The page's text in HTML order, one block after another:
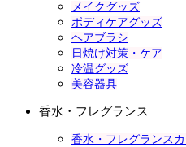
メイクグッズ
ボディケアグッズ
ヘアブラシ
日焼け対策・ケア
冷温グッズ
美容器具
香水・フレグランス
香水・フレグランス